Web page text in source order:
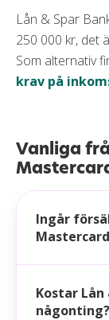
Lån & Spar
250 000 kr, det
Som alternativ
krav på
Vanliga
Ingår
Kostar Lån
någonting?